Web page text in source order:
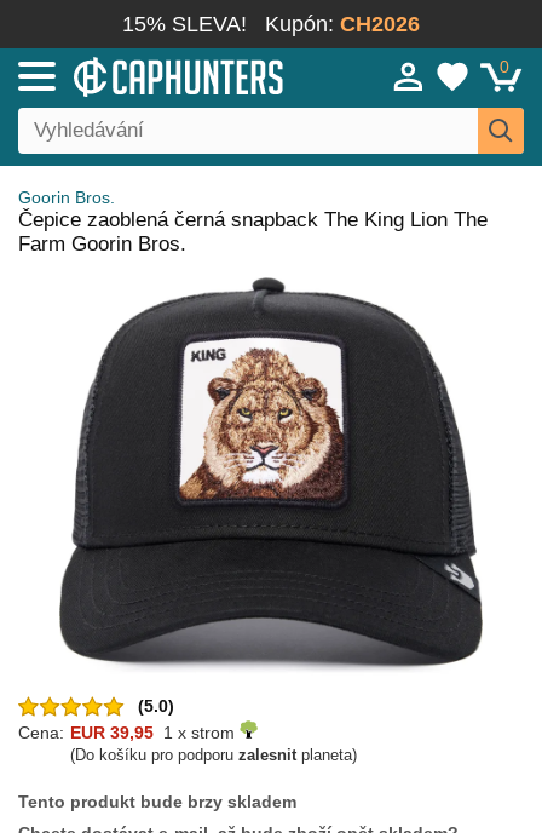
15% SLEVA! Kupón: CH2026
0
Goorin Bros.
Čepice zaoblená černá snapback The King Lion The
Farm Goorin Bros.
(5.0)
Cena: EUR 39,95 1 x strom
(Do košíku pro podporu zalesnitplaneta)
Tento produkt bude brzy skladem